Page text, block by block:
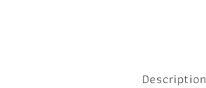
Description